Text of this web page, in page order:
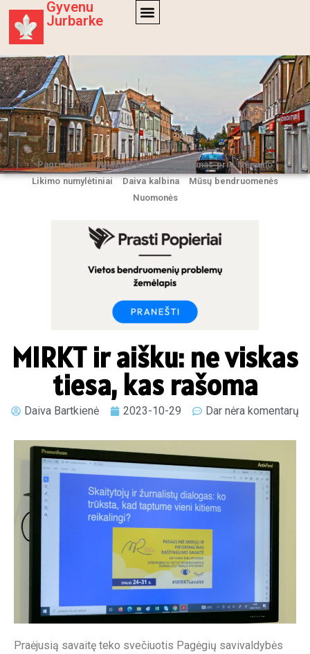
Gyvenu
Jurbarke
Pagrindinis Valdžios kaina
Gyvenimas prie Nemuno
Likimo numylėtiniai
Daiva kalbina
Mūsų bendruomenės
Nuomonės
MIRKT ir aišku: ne viskas
tiesa, kas rašoma
Daiva Bartkienė 2023-10-29 Dar nėra komentarų
Praėjusią savaitę teko svečiuotis Pagėgių savivaldybės